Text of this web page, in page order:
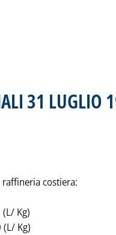
31 LUGLIO
costiera:
Kg)
(L/ Kg)